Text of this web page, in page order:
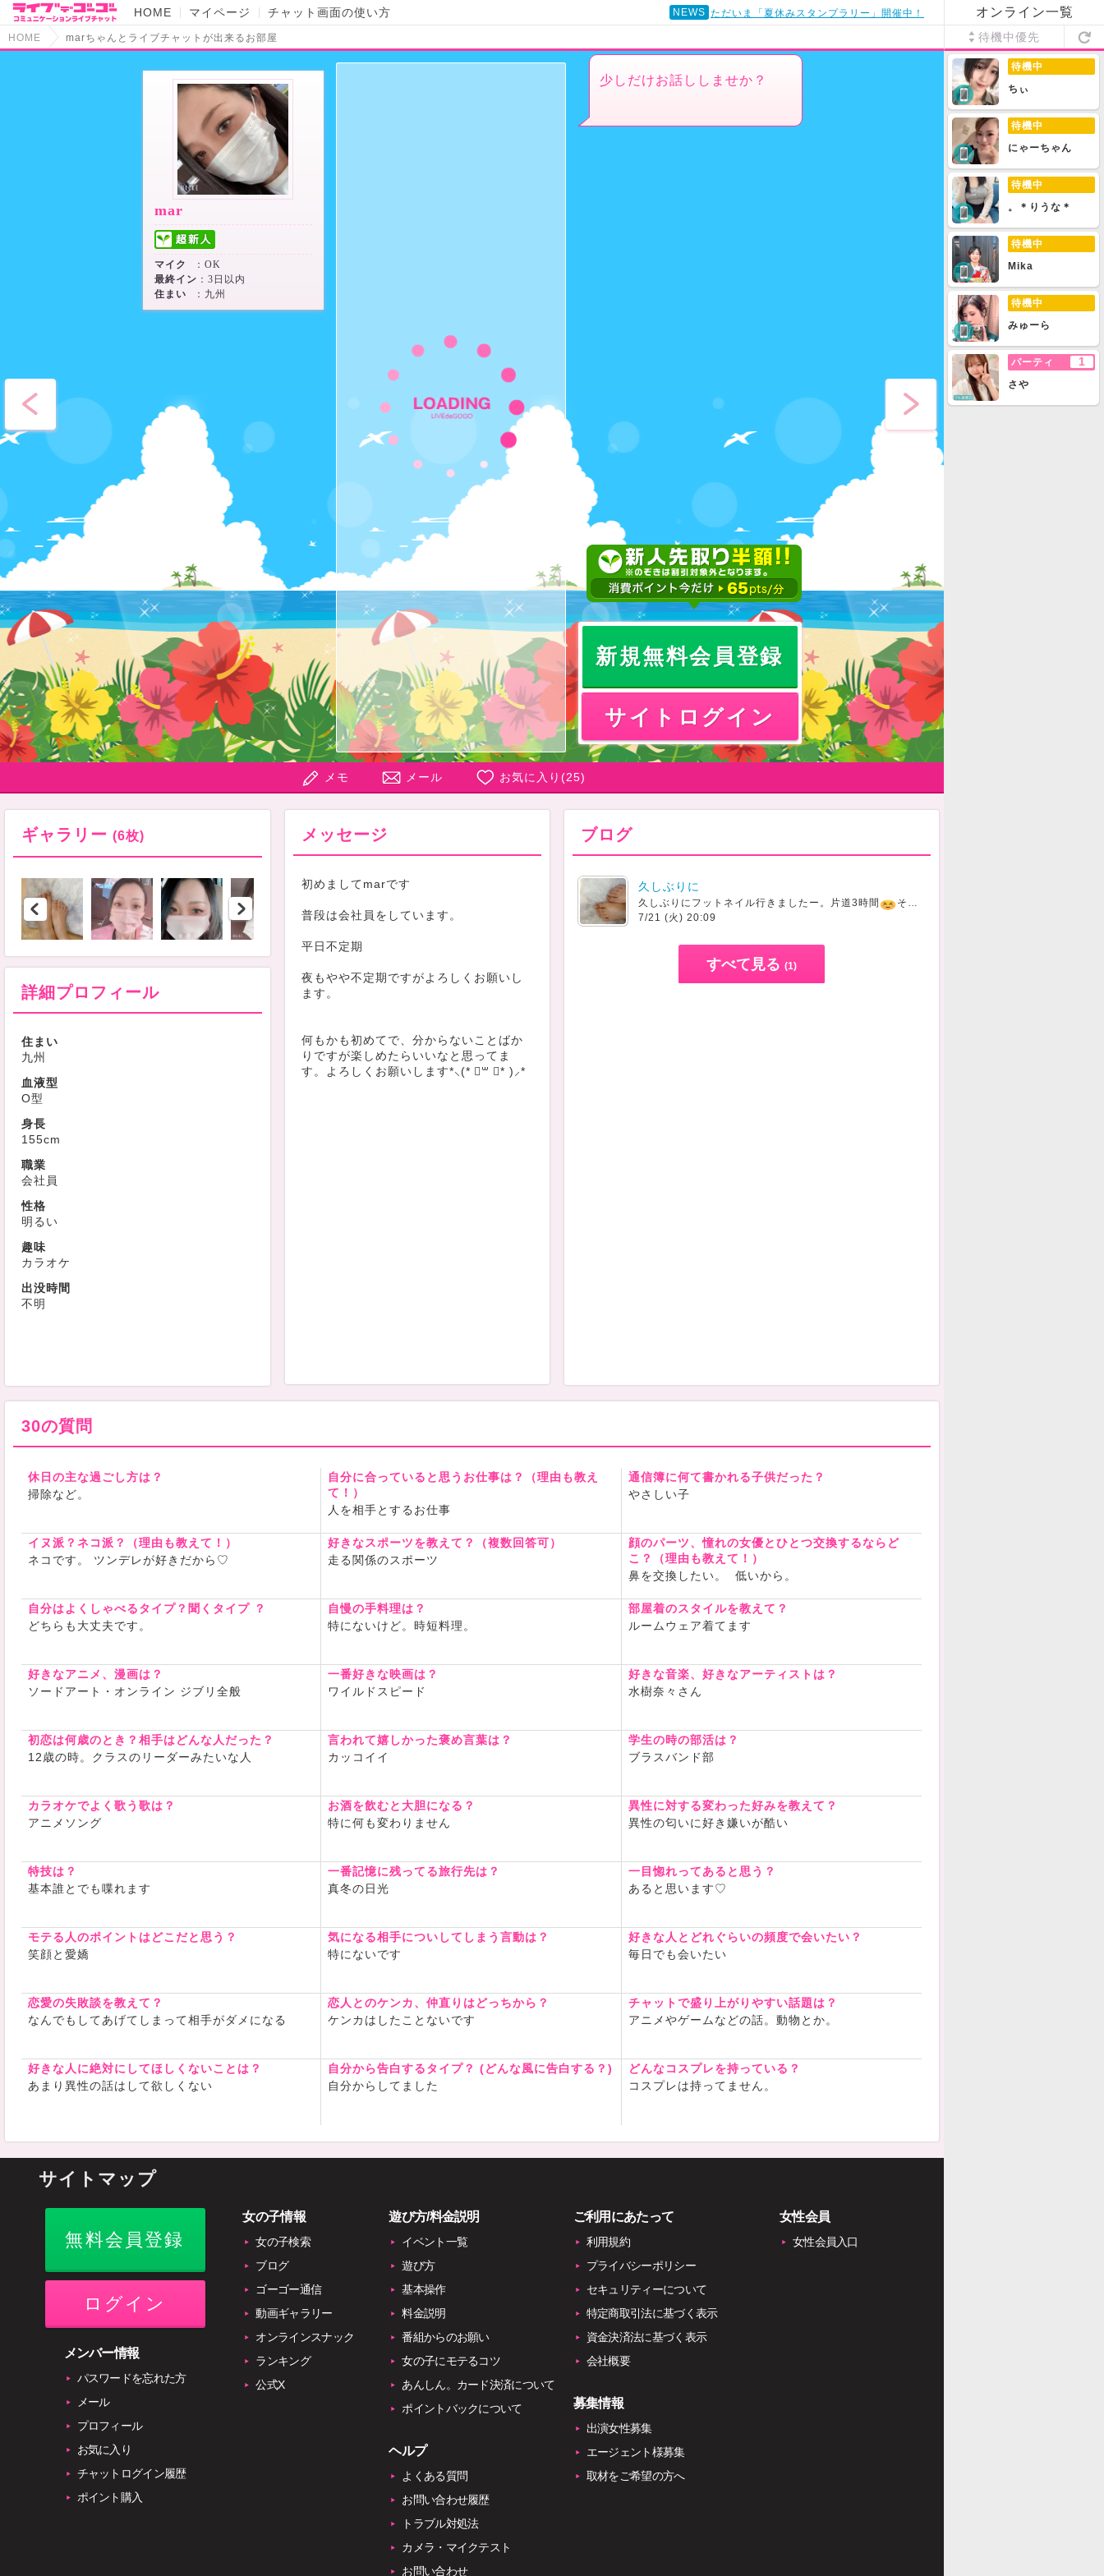
HOME マイページ チャット画面の使い方 NEWS ただいま「夏休みスタンプラリー」開催中！
HOME marちゃんとライブチャットが出来るお部屋
mar
マイク
：OK
最終イン ：3日以内
住まい
：九州
少しだけお話ししませか？
新規無料会員登録
サイトログイン
メモ メール お気に入り(25)
ギャラリー (6枚)
詳細プロフィール
住まい
九州
血液型
O型
身長
155cm
職業
会社員
性格
明るい
趣味
カラオケ
出没時間
不明
メッセージ
初めましてmarです
普段は会社員をしています。
平日不定期
夜もやや不定期ですがよろしくお願いし
ます。
何もかも初めてで、分からないことばか
りですが楽しめたらいいなと思ってま
す。よろしくお願いします*⸜(* ॑꒳ ॑* )⸝*
ブログ
久しぶりに
久しぶりにフットネイル行きましたー。片道3時間
️それでも行ってきたかいがありました♡可愛い♡
7/21 (火) 20:09
すべて見る (1)
30の質問
休日の主な過ごし方は？
掃除など。
自分に合っていると思うお仕事は？（理由も教え
て！）
人を相手とするお仕事
通信簿に何て書かれる子供だった？
やさしい子
イヌ派？ネコ派？（理由も教えて！）
ネコです。 ツンデレが好きだから♡
好きなスポーツを教えて？（複数回答可）
走る関係のスポーツ
顔のパーツ、憧れの女優とひとつ交換するならど
こ？（理由も教えて！）
鼻を交換したい。 低いから。
自分はよくしゃべるタイプ？聞くタイプ ？
どちらも大丈夫です。
自慢の手料理は？
特にないけど。時短料理。
部屋着のスタイルを教えて？
ルームウェア着てます
好きなアニメ、漫画は？
ソードアート・オンライン ジブリ全般
一番好きな映画は？
ワイルドスピード
好きな音楽、好きなアーティストは？
水樹奈々さん
初恋は何歳のとき？相手はどんな人だった？
12歳の時。クラスのリーダーみたいな人
言われて嬉しかった褒め言葉は？
カッコイイ
学生の時の部活は？
ブラスバンド部
カラオケでよく歌う歌は？
アニメソング
お酒を飲むと大胆になる？
特に何も変わりません
異性に対する変わった好みを教えて？
異性の匂いに好き嫌いが酷い
特技は？
基本誰とでも喋れます
一番記憶に残ってる旅行先は？
真冬の日光
一目惚れってあると思う？
あると思います♡
モテる人のポイントはどこだと思う？
笑顔と愛嬌
気になる相手についしてしまう言動は？
特にないです
好きな人とどれぐらいの頻度で会いたい？
毎日でも会いたい
恋愛の失敗談を教えて？
なんでもしてあげてしまって相手がダメになる
恋人とのケンカ、仲直りはどっちから？
ケンカはしたことないです
チャットで盛り上がりやすい話題は？
アニメやゲームなどの話。動物とか。
好きな人に絶対にしてほしくないことは？
あまり異性の話はして欲しくない
自分から告白するタイプ？ (どんな風に告白する？)
自分からしてました
どんなコスプレを持っている？
コスプレは持ってません。
サイトマップ
無料会員登録
ログイン
メンバー情報
パスワードを忘れた方
メール
プロフィール
お気に入り
チャットログイン履歴
ポイント購入
女の子情報
女の子検索
ブログ
ゴーゴー通信
動画ギャラリー
オンラインスナック
ランキング
公式X
遊び方/料金説明
イベント一覧
遊び方
基本操作
料金説明
番組からのお願い
女の子にモテるコツ
あんしん。カード決済について
ポイントバックについて
ヘルプ
よくある質問
お問い合わせ履歴
トラブル対処法
カメラ・マイクテスト
お問い合わせ
ご利用にあたって
利用規約
プライバシーポリシー
セキュリティーについて
特定商取引法に基づく表示
資金決済法に基づく表示
会社概要
募集情報
出演女性募集
エージェント様募集
取材をご希望の方へ
女性会員
女性会員入口
オンライン一覧
待機中優先
待機中
ちぃ
待機中
にゃーちゃん
待機中
。＊りうな＊
待機中
Mika
待機中
みゅーら
パーティ 1
さや